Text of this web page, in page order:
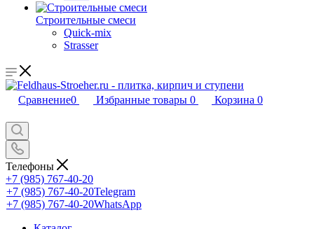
Строительные смеси
Quick-mix
Strasser
Сравнение0 Избранные товары 0 Корзина 0
Телефоны
+7 (985) 767-40-20
+7 (985) 767-40-20Telegram
+7 (985) 767-40-20WhatsApp